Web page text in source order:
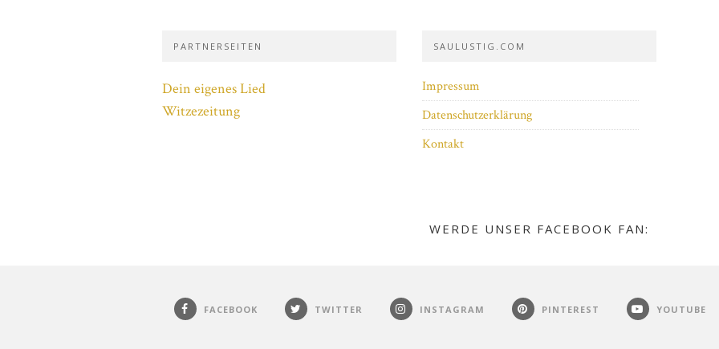
PARTNERSEITEN
Dein eigenes Lied
Witzezeitung
SAULUSTIG.COM
Impressum
Datenschutzerklärung
Kontakt
WERDE UNSER FACEBOOK FAN:
FACEBOOK TWITTER INSTAGRAM PINTEREST YOUTUBE